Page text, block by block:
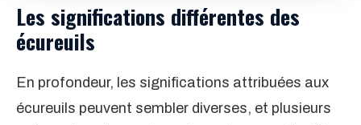
Les significations différentes des
écureuils
En profondeur, les significations attribuées aux
écureuils peuvent sembler diverses, et plusieurs